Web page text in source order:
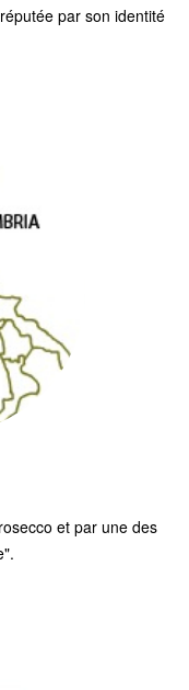
par son identité
et par une des